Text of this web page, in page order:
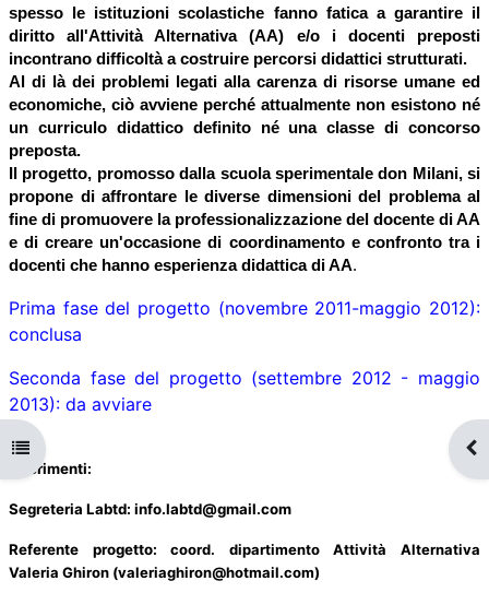
Apri indice del corso
spesso le istituzioni scolastiche fanno fatica a garantire il
diritto all'Attività Alternativa (AA) e/o i docenti preposti
incontrano difficoltà a costruire percorsi didattici strutturati.
Al di là dei problemi legati alla carenza di risorse umane ed
economiche, ciò avviene perché attualmente non esistono né
un curriculo didattico definito né una classe di concorso
preposta.
Il progetto, promosso dalla scuola sperimentale don Milani, si
propone di affrontare le diverse dimensioni del problema al
fine di promuovere la professionalizzazione del docente di AA
e di creare un'occasione di coordinamento e confronto tra i
docenti che hanno esperienza didattica di AA.
Prima fase del progetto (novembre 2011-maggio 2012):
conclusa
Seconda fase del progetto (settembre 2012 - maggio
2013): da avviare
Riferimenti:
Segreteria Labtd: info.labtd@gmail.com
Referente progetto:coord. dipartimento Attività Alternativa
Valeria Ghiron (valeriaghiron@hotmail.com)